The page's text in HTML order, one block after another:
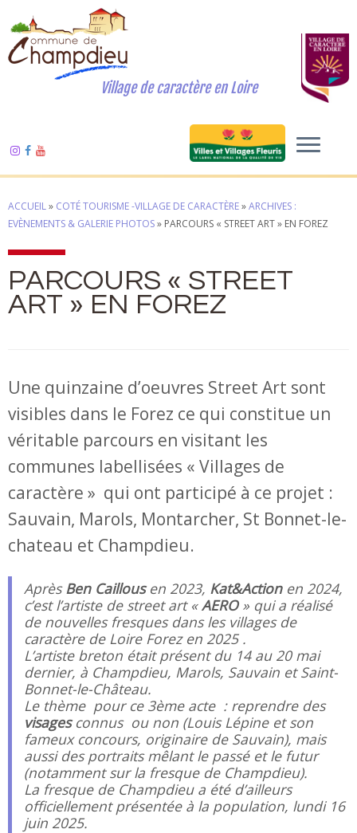
Village de caractère en Loire
ACCUEIL» COTÉ TOURISME -VILLAGE DE CARACTÈRE»ARCHIVES :
EVÈNEMENTS & GALERIE PHOTOS» PARCOURS « STREET ART » EN FOREZ
PARCOURS « STREET
ART » EN FOREZ
Une quinzaine d’oeuvres Street Art sont
visibles dans le Forez ce qui constitue un
véritable parcours en visitant les
communes labellisées « Villages de
caractère » qui ont participé à ce projet :
Sauvain, Marols, Montarcher, St Bonnet-le-
chateau et Champdieu.
AprèsBen Caillousen 2023, Kat&Actionen 2024,
c’est l’artiste de street art «AERO» qui a réalisé
de nouvelles fresques dans les villages de
caractère de Loire Forez en 2025 .
L’artiste breton était présent du 14 au 20 mai
dernier, à Champdieu, Marols, Sauvain et Saint-
Bonnet-le-Château.
Le thème pour ce 3ème acte : reprendre des
visagesconnus ou non (Louis Lépine et son
fameux concours, originaire de Sauvain), mais
aussi des portraits mêlant le passé et le futur
(notamment sur la fresque de Champdieu).
La fresque de Champdieu a été d’ailleurs
officiellement présentée à la population, lundi 16
juin 2025.